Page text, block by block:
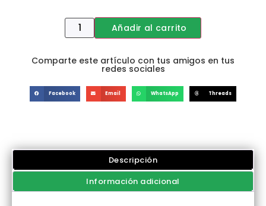
Añadir al carrito
Comparte este artículo con tus amigos en tus
redes sociales
Facebook Email WhatsApp Threads
Descripción
Información adicional